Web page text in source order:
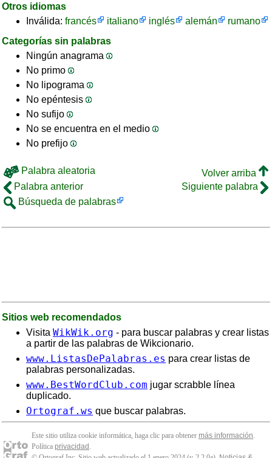
Otros idiomas
Inválida: francés italiano inglés alemán
rumano
Categorías sin palabras
Ningún anagrama
No primo
No lipograma
No epéntesis
No sufijo
No se encuentra en el medio
No prefijo
Palabra aleatoria
Volver arriba
Palabra anterior
Siguiente palabra
Búsqueda de palabras
Sitios web recomendados
Visita WikWik.org - para buscar palabras y crear listas
a partir de las palabras de Wikcionario.
www.ListasDePalabras.es para crear listas de
palabras personalizadas.
www.BestWordClub.com jugar scrabble línea
duplicado.
Ortograf.ws que buscar palabras.
Este sitio utiliza cookie informática, haga clic para obtener más información.
Política privacidad .